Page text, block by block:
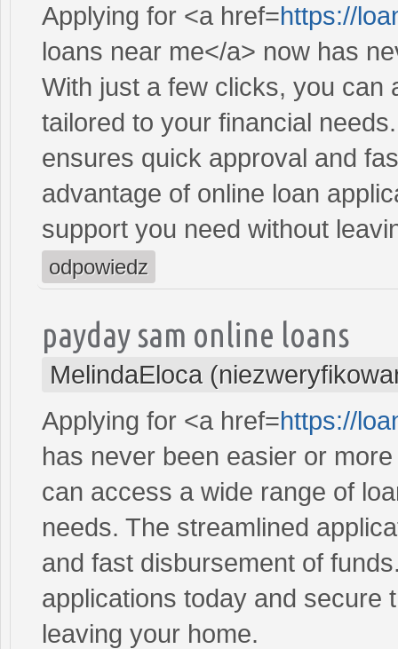
Applying for <a href=https://
loans near me</a> now has
With just a few clicks, you can
tailored to your financial
ensures quick approval and
advantage of online loan
support you need without
odpowiedz
payday sam online loans
MelindaEloca
Applying for <a href=https://
has never been easier or
can access a wide range of
needs. The streamlined
and fast disbursement of
applications today and secure
leaving your home.